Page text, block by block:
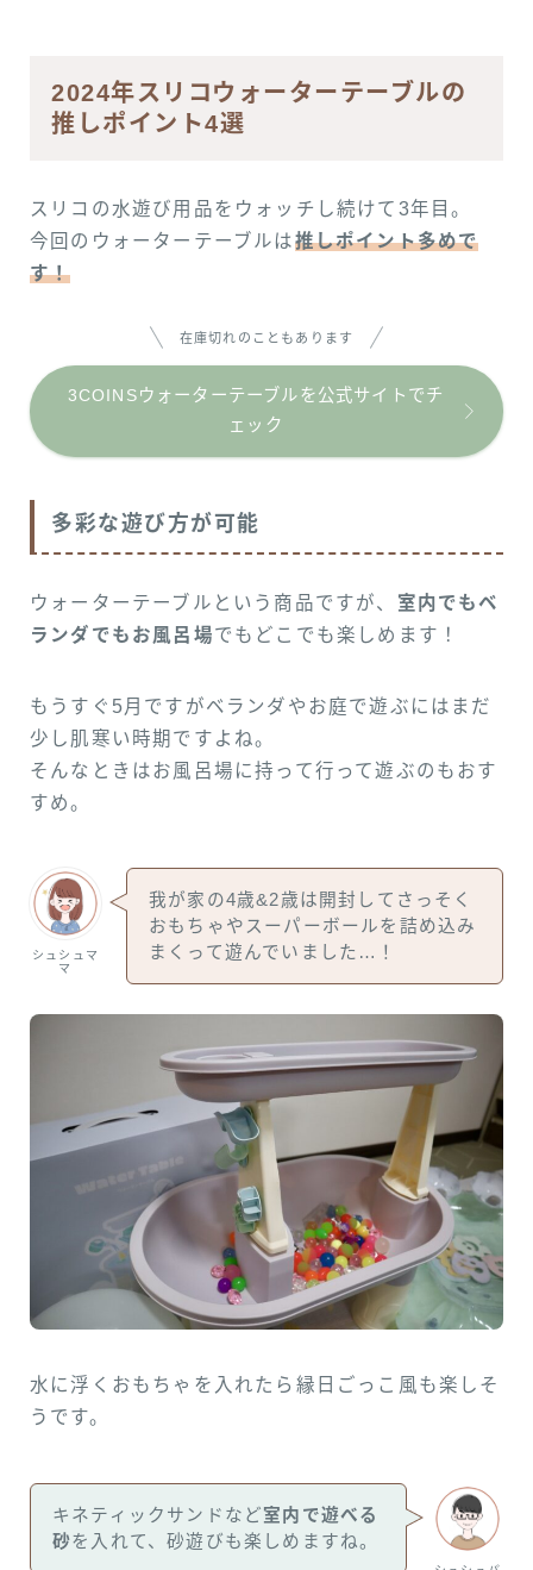
2024年スリコウォーターテーブルの
推しポイント4選
スリコの水遊び用品をウォッチし続けて3年目。
今回のウォーターテーブルは推しポイント多めで
す！
在庫切れのこともあります
3COINSウォーターテーブルを公式サイトでチ
ェック
多彩な遊び方が可能
ウォーターテーブルという商品ですが、 室内でもベ
ランダでもお風呂場でもどこでも楽しめます！
もうすぐ5月ですがベランダやお庭で遊ぶにはまだ
少し肌寒い時期ですよね。
そんなときはお風呂場に持って行って遊ぶのもおす
すめ。
シュシュマ
マ
我が家の4歳&2歳は開封してさっそく
おもちゃやスーパーボールを詰め込み
まくって遊んでいました…！
水に浮くおもちゃを入れたら縁日ごっこ風も楽しそ
うです。
キネティックサンドなど室内で遊べる
砂を入れて、砂遊びも楽しめますね。